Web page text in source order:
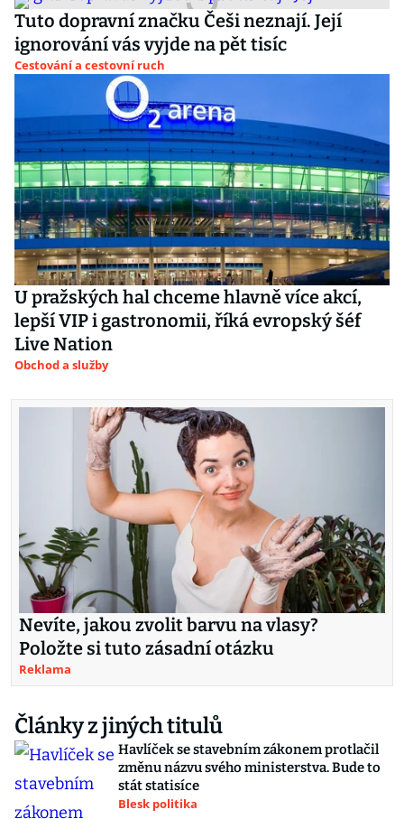
Tuto dopravní značku Češi neznají. Její
ignorování vás vyjde na pět tisíc
Cestování a cestovní ruch
U pražských hal chceme hlavně více akcí,
lepší VIP i gastronomii, říká evropský šéf
Live Nation
Obchod a služby
Nevíte, jakou zvolit barvu na vlasy?
Položte si tuto zásadní otázku
Reklama
Články z jiných titulů
Havlíček se stavebním zákonem protlačil
změnu názvu svého ministerstva. Bude to
stát statisíce
Blesk politika